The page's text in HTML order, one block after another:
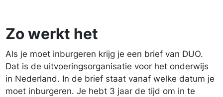
Zo werkt het
Als je moet inburgeren krijg je een brief van DUO.
Dat is de uitvoeringsorganisatie voor het onderwijs
in Nederland. In de brief staat vanaf welke datum je
moet inburgeren. Je hebt 3 jaar de tijd om in te